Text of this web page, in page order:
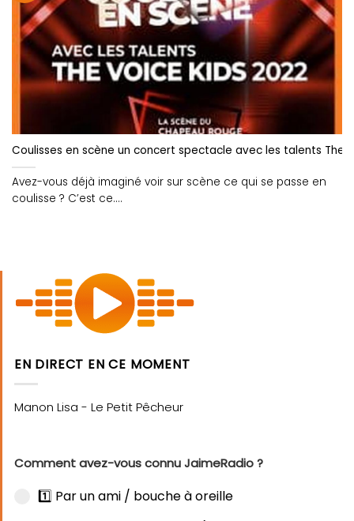
Coulisses en scène un concert spectacle avec les talents The
Avez-vous déjà imaginé voir sur scène ce qui se passe en
coulisse ? C’est ce....
EN DIRECT EN CE MOMENT
Comment avez-vous connu JaimeRadio ?
1️⃣ Par un ami / bouche à oreille